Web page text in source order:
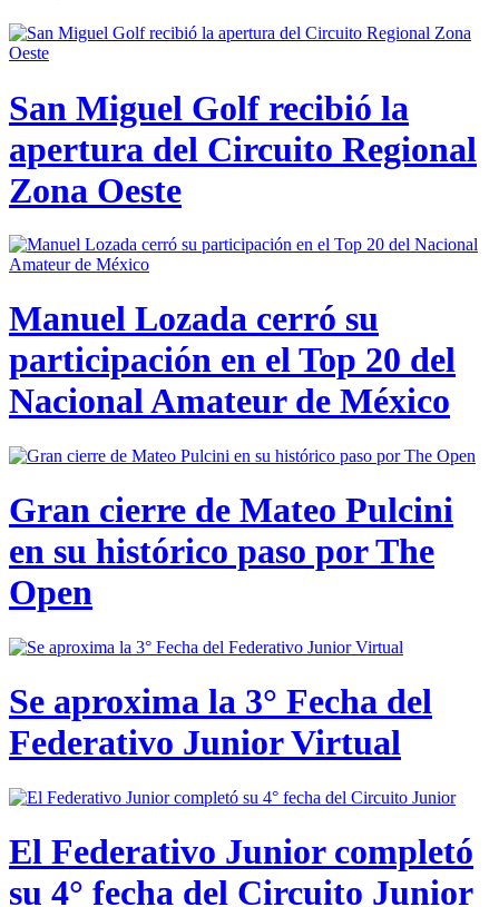
San Miguel Golf recibió la
apertura del Circuito Regional
Zona Oeste
Manuel Lozada cerró su
participación en el Top 20 del
Nacional Amateur de México
Gran cierre de Mateo Pulcini
en su histórico paso por The
Open
Se aproxima la 3° Fecha del
Federativo Junior Virtual
El Federativo Junior completó
su 4° fecha del Circuito Junior